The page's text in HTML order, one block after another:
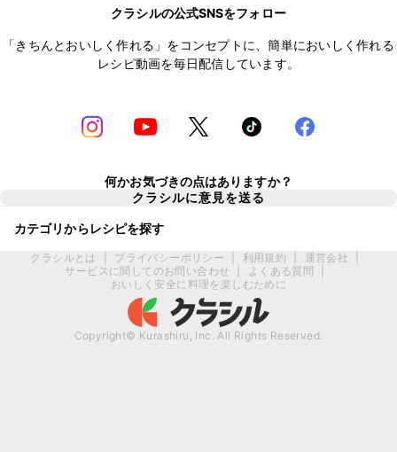
クラシルの公式SNSをフォロー
「きちんとおいしく作れる」をコンセプトに、簡単においしく作れる
レシピ動画を毎日配信しています。
何かお気づきの点はありますか？
クラシルに意見を送る
カテゴリからレシピを探す
クラシルとは プライバシーポリシー 利用規約 運営会社
サービスに関してのお問い合わせ
よくある質問
おいしく安全に料理を楽しむために
Copyright© Kurashiru, Inc. All Rights Reserved.